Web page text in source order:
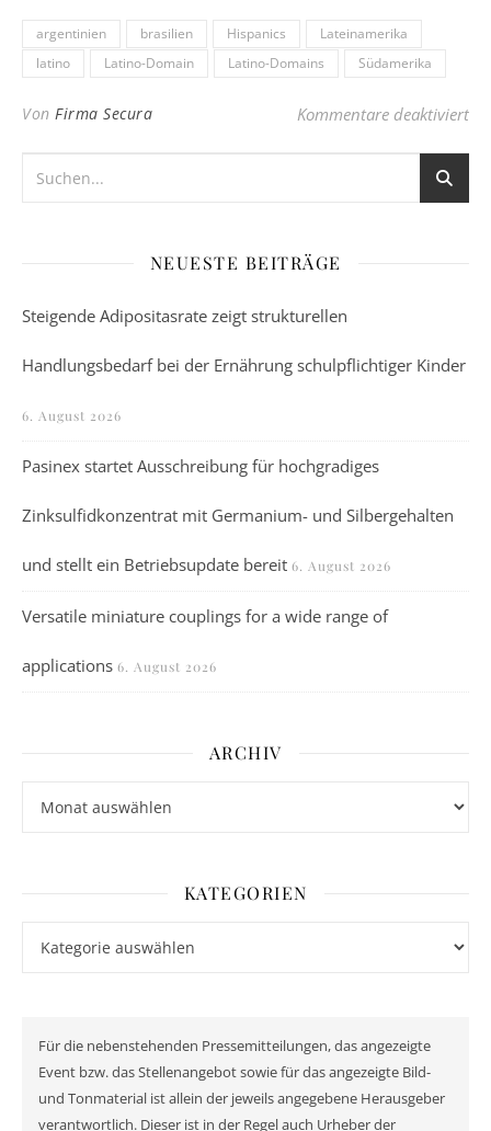
argentinien brasilien Hispanics
Lateinamerika
latino
Latino-Domain Latino-Domains Südamerika
Von Firma Secura Kommentare deaktiviert
NEUESTE BEITRÄGE
Steigende Adipositasrate zeigt strukturellen
Handlungsbedarf bei der Ernährung schulpflichtiger Kinder
6. August 2026
Pasinex startet Ausschreibung für hochgradiges
Zinksulfidkonzentrat mit Germanium- und Silbergehalten
und stellt ein Betriebsupdate bereit 6. August 2026
Versatile miniature couplings for a wide range of
applications 6. August 2026
ARCHIV
KATEGORIEN
Für die nebenstehenden Pressemitteilungen, das angezeigte
Event bzw. das Stellenangebot sowie für das angezeigte Bild-
und Tonmaterial ist allein der jeweils angegebene Herausgeber
verantwortlich. Dieser ist in der Regel auch Urheber der